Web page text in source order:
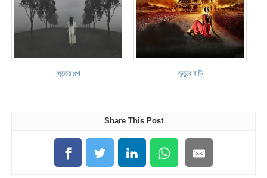
ভূতের গল্প ভূতুরে বাড়ি
Share This Post